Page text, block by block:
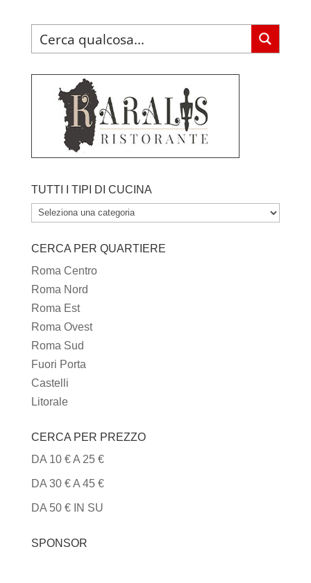
TUTTI I TIPI DI CUCINA
TUTTI
TIPI
DI
CUCINA
CERCA PER QUARTIERE
Roma Centro
Roma Nord
Roma Est
Roma Ovest
Roma Sud
Fuori Porta
Castelli
Litorale
CERCA PER PREZZO
DA 10 € A 25 €
DA 30 € A 45 €
DA 50 € IN SU
SPONSOR